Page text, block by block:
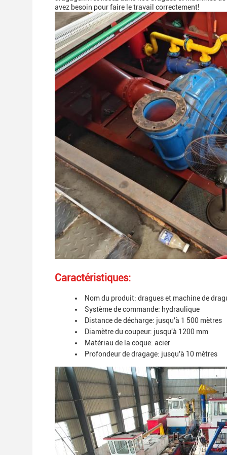
avez besoin pour faire le travail correctement!
Caractéristiques:
Nom du produit: dragues et machine de
Système de commande: hydraulique
Distance de décharge: jusqu'à 1 500 mètres
Diamètre du coupeur: jusqu'à 1200 mm
Matériau de la coque: acier
Profondeur de dragage: jusqu'à 10 mètres